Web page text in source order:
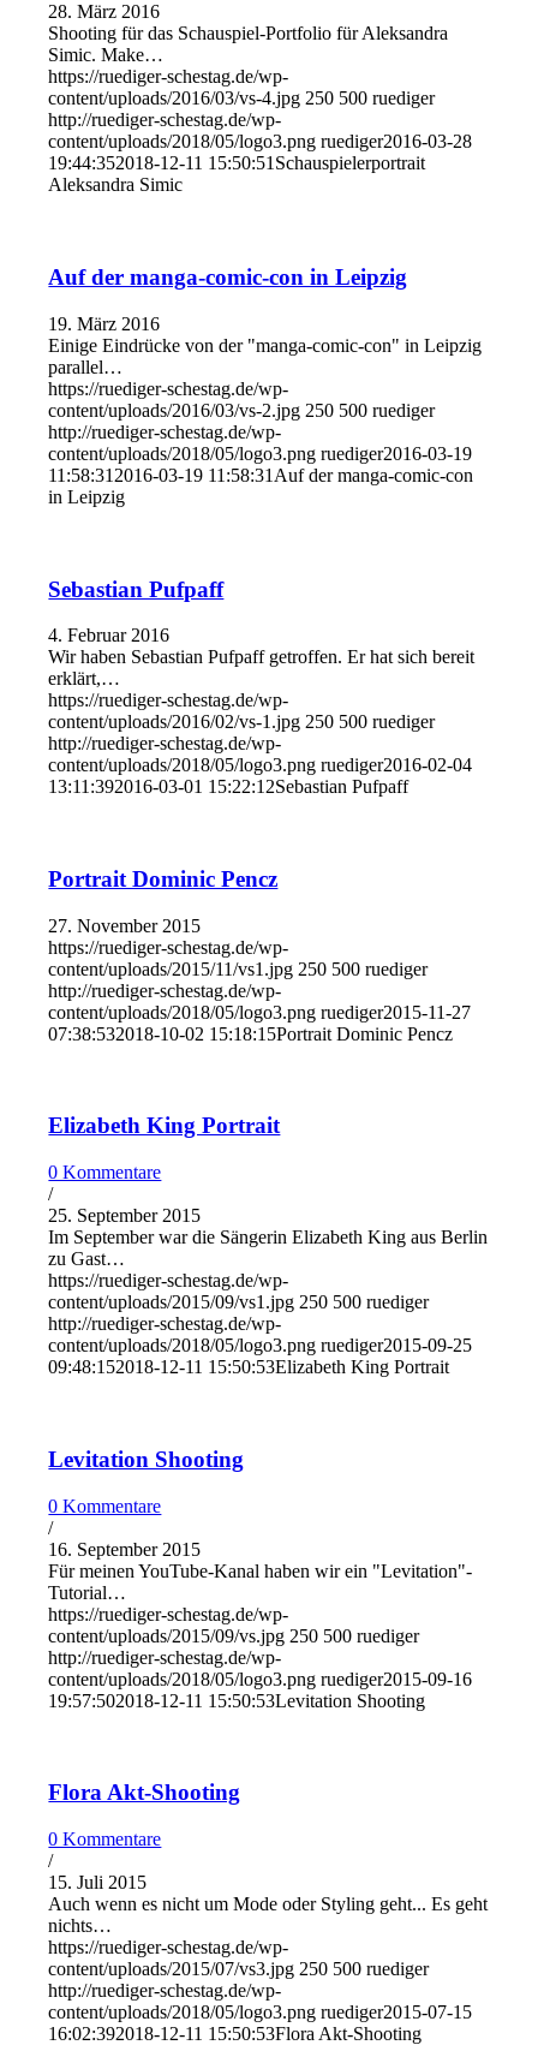
28. März 2016
Shooting für das Schauspiel-Portfolio für Aleksandra
Simic. Make…
https://ruediger-schestag.de/wp-
content/uploads/2016/03/vs-4.jpg 250 500 ruediger
http://ruediger-schestag.de/wp-
content/uploads/2018/05/logo3.png ruediger2016-03-28
19:44:352018-12-11 15:50:51Schauspielerportrait
Aleksandra Simic
Auf der manga-comic-con in Leipzig
19. März 2016
Einige Eindrücke von der "manga-comic-con" in Leipzig
parallel…
https://ruediger-schestag.de/wp-
content/uploads/2016/03/vs-2.jpg 250 500 ruediger
http://ruediger-schestag.de/wp-
content/uploads/2018/05/logo3.png ruediger2016-03-19
11:58:31 2016-03-19 11:58:31 Auf der manga-comic-con
in Leipzig
Sebastian Pufpaff
4. Februar 2016
Wir haben Sebastian Pufpaff getroffen. Er hat sich bereit
erklärt,…
https://ruediger-schestag.de/wp-
content/uploads/2016/02/vs-1.jpg 250 500 ruediger
http://ruediger-schestag.de/wp-
content/uploads/2018/05/logo3.png ruediger2016-02-04
13:11:392016-03-01 15:22:12Sebastian Pufpaff
Portrait Dominic Pencz
27. November 2015
https://ruediger-schestag.de/wp-
content/uploads/2015/11/vs1.jpg 250 500 ruediger
http://ruediger-schestag.de/wp-
content/uploads/2018/05/logo3.png ruediger2015-11-27
07:38:532018-10-02 15:18:15Portrait Dominic Pencz
Elizabeth King Portrait
0 Kommentare
/
25. September 2015
Im September war die Sängerin Elizabeth King aus Berlin
zu Gast…
https://ruediger-schestag.de/wp-
content/uploads/2015/09/vs1.jpg 250 500 ruediger
http://ruediger-schestag.de/wp-
content/uploads/2018/05/logo3.png ruediger2015-09-25
09:48:152018-12-11 15:50:53Elizabeth King Portrait
Levitation Shooting
0 Kommentare
/
16. September 2015
Für meinen YouTube-Kanal haben wir ein "Levitation"-
Tutorial…
https://ruediger-schestag.de/wp-
content/uploads/2015/09/vs.jpg 250 500 ruediger
http://ruediger-schestag.de/wp-
content/uploads/2018/05/logo3.png ruediger2015-09-16
19:57:502018-12-11 15:50:53Levitation Shooting
Flora Akt-Shooting
0 Kommentare
/
15. Juli 2015
Auch wenn es nicht um Mode oder Styling geht... Es geht
nichts…
https://ruediger-schestag.de/wp-
content/uploads/2015/07/vs3.jpg 250 500 ruediger
http://ruediger-schestag.de/wp-
content/uploads/2018/05/logo3.png ruediger2015-07-15
16:02:392018-12-11 15:50:53Flora Akt-Shooting